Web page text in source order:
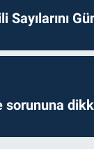
sorununa